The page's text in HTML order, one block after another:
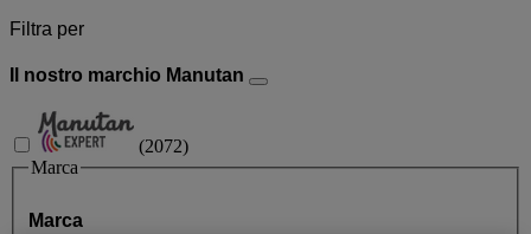
Filtra per
Il nostro marchio Manutan
(2072)
Marca
Marca